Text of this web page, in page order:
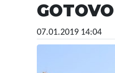
07.01.2019 14:04